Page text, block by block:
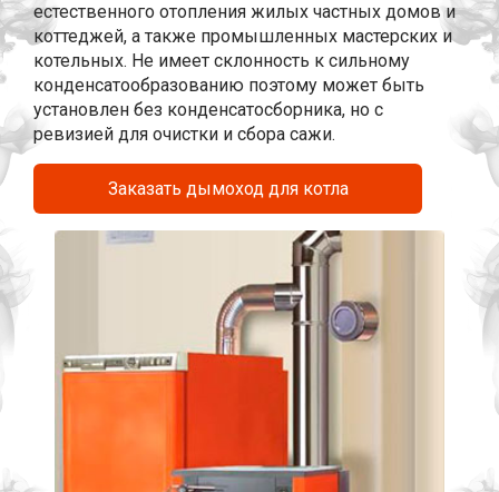
естественного отопления жилых частных домов и
коттеджей, а также промышленных мастерских и
котельных. Не имеет склонность к сильному
конденсатообразованию поэтому может быть
установлен без конденсатосборника, но с
ревизией для очистки и сбора сажи.
Заказать дымоход для котла